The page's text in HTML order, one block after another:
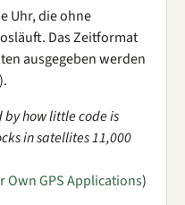
Uhr, die ohne
Das Zeitformat
ausgegeben werden
how little code is
in satellites 11,000
Own GPS Applications)